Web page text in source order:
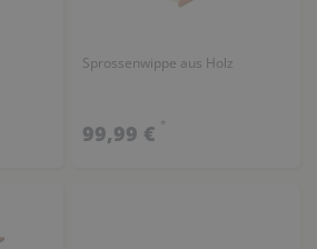
Sprossenwippe aus Holz
99,99 € *